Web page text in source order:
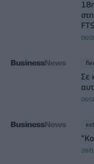
06/
Σε
06/
28/